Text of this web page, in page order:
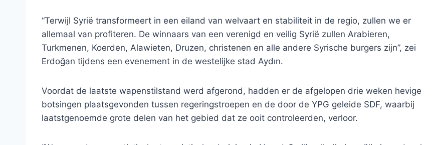
“Terwijl Syrië transformeert in een eiland van welvaart en stabiliteit in de regio, zullen we er
allemaal van profiteren. De winnaars van een verenigd en veilig Syrië zullen Arabieren,
Turkmenen, Koerden, Alawieten, Druzen, christenen en alle andere Syrische burgers zijn”, zei
Erdoğan tijdens een evenement in de westelijke stad Aydın.
Voordat de laatste wapenstilstand werd afgerond, hadden er de afgelopen drie weken hevige
botsingen plaatsgevonden tussen regeringstroepen en de door de YPG geleide SDF, waarbij
laatstgenoemde grote delen van het gebied dat ze ooit controleerden, verloor.